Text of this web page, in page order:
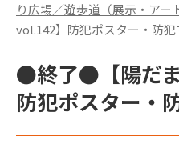
り広場／遊歩道（展示・アー
vol.142】防犯ポスター・防犯
●終了●【陽だ
防犯ポスター・